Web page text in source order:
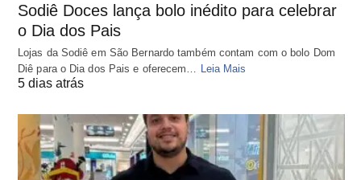
Sodiê Doces lança bolo inédito para celebrar
o Dia dos Pais
Lojas da Sodiê em São Bernardo também contam com o bolo Dom
Diê para o Dia dos Pais e oferecem… Leia Mais
5 dias atrás